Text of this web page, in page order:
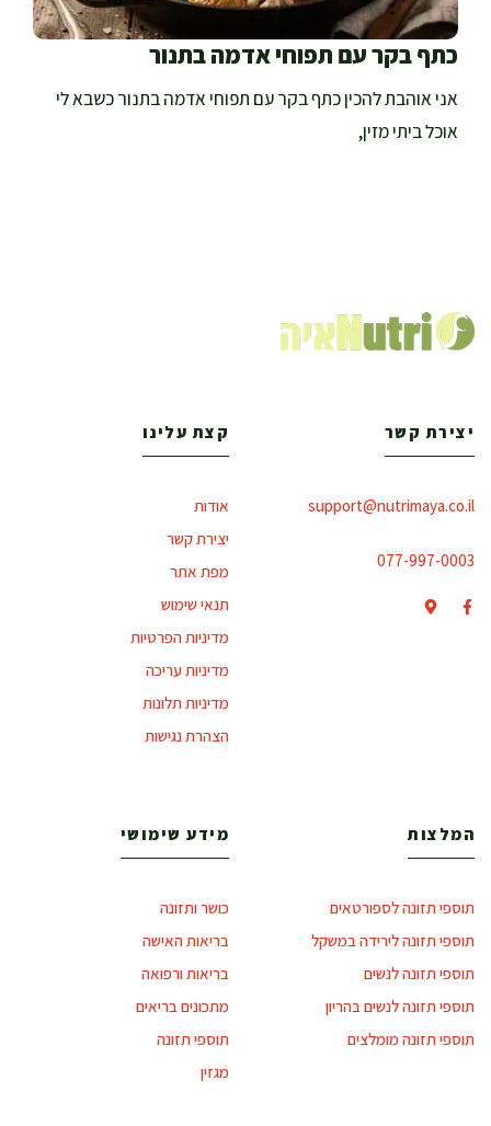
כתף בקר עם תפוחי אדמה בתנור
אני אוהבת להכין כתף בקר עם תפוחי אדמה בתנור כשבא לי
אוכל ביתי מזין,
יצירת קשר
support@nutrimaya.co.il
077-997-0003
קצת עלינו
אודות
יצירת קשר
מפת אתר
תנאי שימוש
מדיניות הפרטיות
מדיניות עריכה
מדיניות תלונות
הצהרת נגישות
המלצות
תוספי תזונה לספורטאים
תוספי תזונה לירידה במשקל
תוספי תזונה לנשים
תוספי תזונה לנשים בהריון
תוספי תזונה מומלצים
מידע שימושי
כושר ותזונה
בריאות האישה
בריאות ורפואה
מתכונים בריאים
תוספי תזונה
מגזין